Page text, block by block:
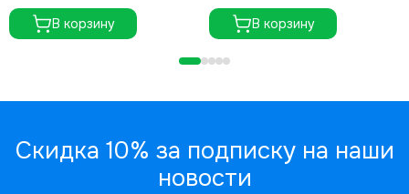
В корзину
В корзину
Скидка 10% за подписку на наши
новости